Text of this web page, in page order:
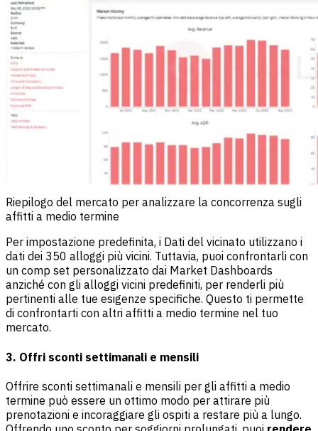
Riepilogo del mercato per analizzare la concorrenza sugli
affitti a medio termine
Per impostazione predefinita, i Dati del vicinato utilizzano i
dati dei 350 alloggi più vicini. Tuttavia, puoi confrontarli con
un comp set personalizzato dai Market Dashboards
anziché con gli alloggi vicini predefiniti, per renderli più
pertinenti alle tue esigenze specifiche. Questo ti permette
di confrontarti con altri affitti a medio termine nel tuo
mercato.
3. Offri sconti settimanali e mensili
Offrire sconti settimanali e mensili per gli affitti a medio
termine può essere un ottimo modo per attirare più
prenotazioni e incoraggiare gli ospiti a restare più a lungo.